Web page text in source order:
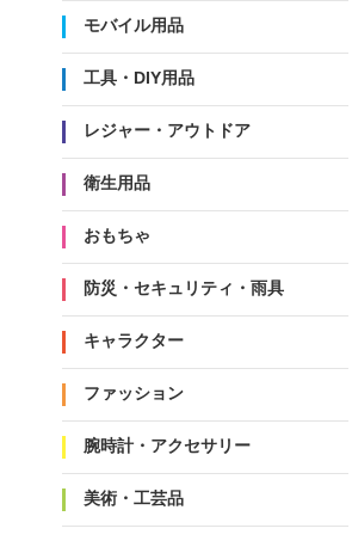
モバイル用品
工具・DIY用品
レジャー・アウトドア
衛生用品
おもちゃ
防災・セキュリティ・雨具
キャラクター
ファッション
腕時計・アクセサリー
美術・工芸品